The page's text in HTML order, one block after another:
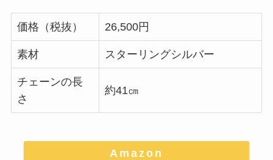
価格（税抜） 26,500円
素材 スターリングシルバー
チェーンの長
さ
約41㎝
Amazon